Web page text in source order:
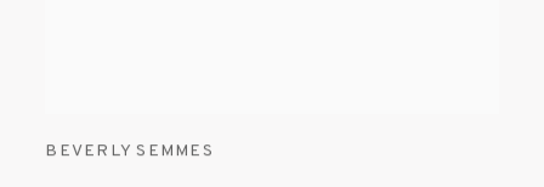
BEVERLY SEMMES